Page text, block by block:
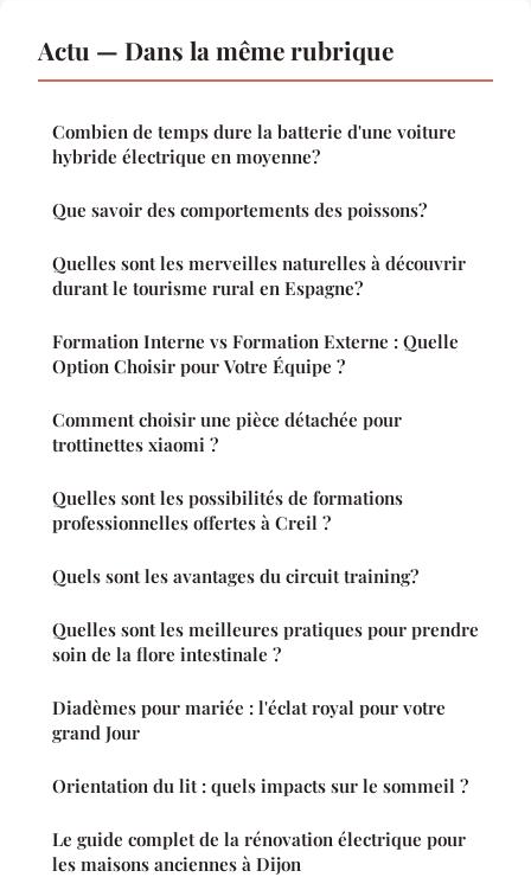
Actu — Dans la même rubrique
Combien de temps dure la batterie d'une voiture
hybride électrique en moyenne?
Que savoir des comportements des poissons?
Quelles sont les merveilles naturelles à découvrir
durant le tourisme rural en Espagne?
Formation Interne vs Formation Externe : Quelle
Option Choisir pour Votre Équipe ?
Comment choisir une pièce détachée pour
trottinettes xiaomi ?
Quelles sont les possibilités de formations
professionnelles offertes à Creil ?
Quels sont les avantages du circuit training?
Quelles sont les meilleures pratiques pour prendre
soin de la flore intestinale ?
Diadèmes pour mariée : l'éclat royal pour votre
grand Jour
Orientation du lit : quels impacts sur le sommeil ?
Le guide complet de la rénovation électrique pour
les maisons anciennes à Dijon